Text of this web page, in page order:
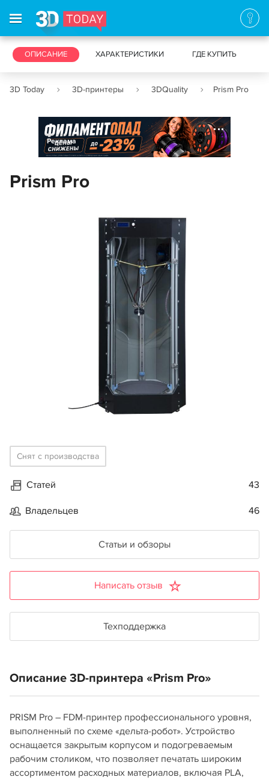
3D-ПРИНТЕРЫ 3D-СКАНЕРЫ
ОПИСАНИЕ ХАРАКТЕРИСТИКИ ГДЕ КУПИТЬ
3D Today 3D-принтеры 3DQuality Prism Pro
Реклама
Prism Pro
Снят с производства
Статей 43
Владельцев 46
Статьи и обзоры
Написать отзыв
Техподдержка
Описание 3D-принтера «Prism Pro»
PRISM Pro – FDM-принтер профессионального уровня,
выполненный по схеме «дельта-робот». Устройство
оснащается закрытым корпусом и подогреваемым
рабочим столиком, что позволяет печатать широким
ассортиментом расходных материалов, включая PLA,